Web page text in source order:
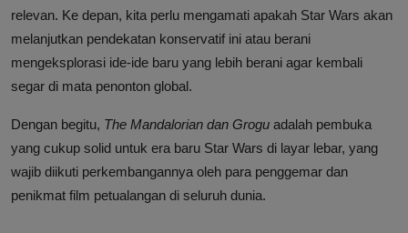
relevan. Ke depan, kita perlu mengamati apakah Star Wars akan
melanjutkan pendekatan konservatif ini atau berani
mengeksplorasi ide-ide baru yang lebih berani agar kembali
segar di mata penonton global.
Dengan begitu, The Mandalorian dan Grogu adalah pembuka
yang cukup solid untuk era baru Star Wars di layar lebar, yang
wajib diikuti perkembangannya oleh para penggemar dan
penikmat film petualangan di seluruh dunia.